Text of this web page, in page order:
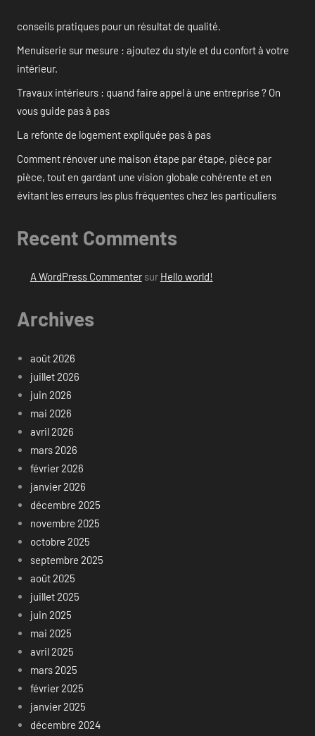
conseils pratiques pour un résultat de qualité.
Menuiserie sur mesure : ajoutez du style et du confort à votre
intérieur.
Travaux intérieurs : quand faire appel à une entreprise ? On
vous guide pas à pas
La refonte de logement expliquée pas à pas
Comment rénover une maison étape par étape, pièce par
pièce, tout en gardant une vision globale cohérente et en
évitant les erreurs les plus fréquentes chez les particuliers
Recent Comments
A WordPress Commentersur Hello world!
Archives
août 2026
juillet 2026
juin 2026
mai 2026
avril 2026
mars 2026
février 2026
janvier 2026
décembre 2025
novembre 2025
octobre 2025
septembre 2025
août 2025
juillet 2025
juin 2025
mai 2025
avril 2025
mars 2025
février 2025
janvier 2025
décembre 2024